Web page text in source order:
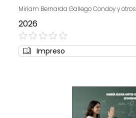
Miriam Bernarda Gallego Condoy y otros
2026
0%
Impreso